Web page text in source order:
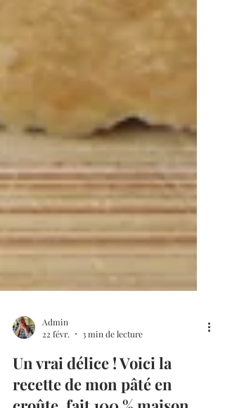
Admin
22 févr.
3 min de lecture